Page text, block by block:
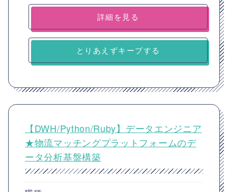
詳細を見る
とりあえずキープする
【DWH/Python/Ruby】データエンジニア
★物流マッチングプラットフォームのデ
ータ分析基盤構築